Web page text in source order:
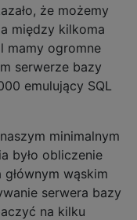
że możemy
między kilkoma
mamy ogromne
serwerze bazy
emulujący SQL
minimalnym
było obliczenie
wąskim
serwera bazy
na kilku